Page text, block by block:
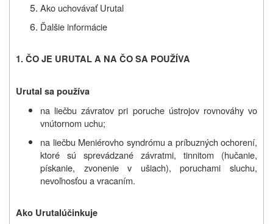
Ako uchovávať Urutal
Ďalšie informácie
1. ČO JE URUTALA NA ČO SA POUŽÍVA
Urutal sa používa
na liečbu závratov pri poruche ústrojov rovnováhy vo
vnútornom uchu;
na liečbu Meniérovho syndrómu a príbuzných ochorení,
ktoré sú sprevádzané závratmi, tinnitom (hučanie,
pískanie, zvonenie v ušiach), poruchami sluchu,
nevoľnosťou a vracaním.
Ako Urutalúčinkuje